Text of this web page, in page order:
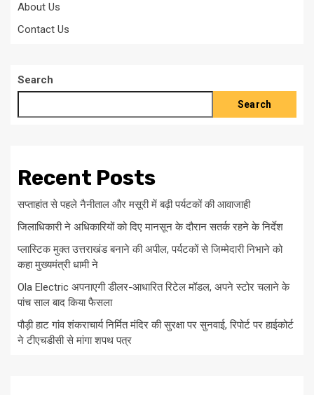
About Us
Contact Us
Search
Search
Recent Posts
सप्ताहांत से पहले नैनीताल और मसूरी में बढ़ी पर्यटकों की आवाजाही
जिलाधिकारी ने अधिकारियों को दिए मानसून के दौरान सतर्क रहने के निर्देश
प्लास्टिक मुक्त उत्तराखंड बनाने की अपील, पर्यटकों से जिम्मेदारी निभाने को
कहा मुख्यमंत्री धामी ने
Ola Electric अपनाएगी डीलर-आधारित रिटेल मॉडल, अपने स्टोर चलाने के
पांच साल बाद किया फैसला
पौड़ी हाट गांव शंकराचार्य निर्मित मंदिर की सुरक्षा पर सुनवाई, रिपोर्ट पर हाईकोर्ट
ने टीएचडीसी से मांगा शपथ पत्र